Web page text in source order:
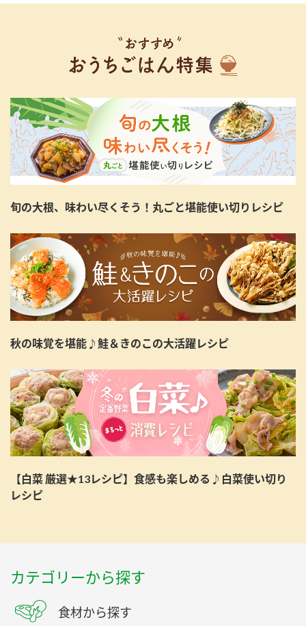
旬の大根、味わい尽くそう！丸ごと堪能使い切りレシピ
秋の味覚を堪能♪鮭＆きのこの大活躍レシピ
【白菜 厳選★13レシピ】食感も楽しめる♪白菜使い切り
レシピ
カテゴリーから探す
食材から探す